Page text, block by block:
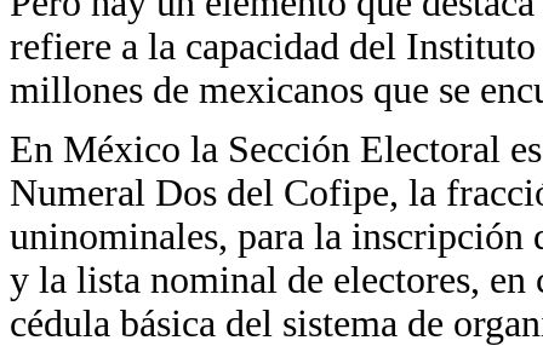
refiere a la capacidad del
millones de mexicanos que se
En México la Sección Electoral
Numeral Dos del Cofipe, la
uninominales, para la inscripción
y la lista nominal de electores, en
cédula básica del sistema de